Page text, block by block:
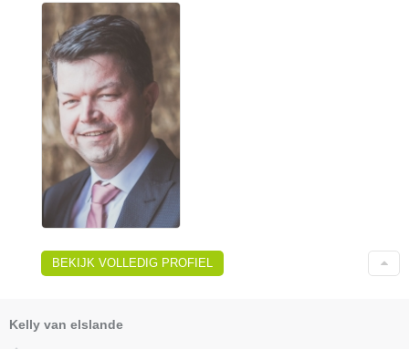
BEKIJK VOLLEDIG PROFIEL
Kelly van elslande